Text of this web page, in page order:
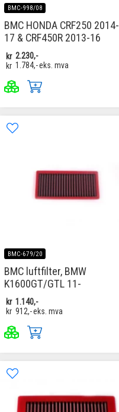
BMC-998/08
BMC HONDA CRF250 2014-
17 & CRF450R 2013-16
kr 2.230,-
kr 1.784,-eks. mva
BMC-679/20
BMC luftfilter, BMW
K1600GT/GTL 11-
kr 1.140,-
kr 912,-eks. mva